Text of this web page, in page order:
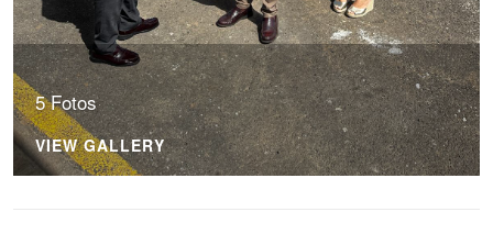
5 Fotos
VIEW GALLERY